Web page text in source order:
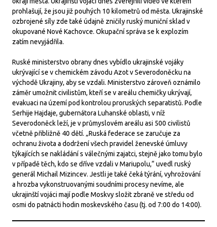
prohlašují, že jsou již pouhých 10 kilometrů od města. Ukrajinské
ozbrojené síly zde také údajně zničily ruský muniční sklad v
okupované Nové Kachovce. Okupační správa se k explozím
zatím nevyjádřila.
Ruské ministerstvo obrany dnes vybídlo ukrajinské vojáky
ukrývající se v chemickém závodu Azot v Severodoněcku na
východě Ukrajiny, aby se vzdali. Ministerstvo zároveň oznámilo
záměr umožnit civilistům, kteří se v areálu chemičky ukrývají,
evakuaci na území pod kontrolou proruských separatistů. Podle
Serhije Hajdaje, gubernátora Luhanské oblasti, v níž
Severodoněck leží, je v průmyslovém areálu asi 500 civilistů
včetně přibližně 40 dětí. „Ruská federace se zaručuje za
ochranu života a dodržení všech pravidel ženevské úmluvy
týkajících se nakládání s válečnými zajatci, stejně jako tomu bylo
v případě těch, kdo se dříve vzdali v Mariupolu,“ uvedl ruský
generál Michail Mizincev. Jestli je také čeká týrání, vyhrožování
a hrozba vykonstruovanými soudními procesy nevíme, ale
ukrajinští vojáci mají podle Moskvy složit zbraně ve středu od
osmi do patnácti hodin moskevského času (tj. od 7:00 do 14:00).